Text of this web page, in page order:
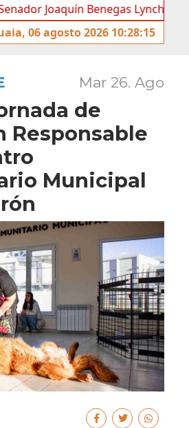
Benegas Lynch por
06 agosto 2026 10:28:15
Mar 26. Ago
de
Responsable
Municipal